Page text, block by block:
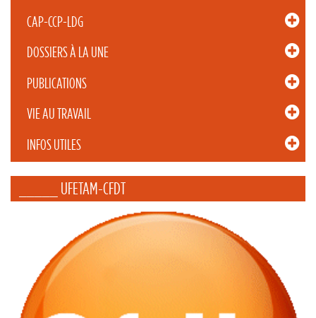
CAP-CCP-LDG
DOSSIERS À LA UNE
PUBLICATIONS
VIE AU TRAVAIL
INFOS UTILES
_____ UFETAM-CFDT